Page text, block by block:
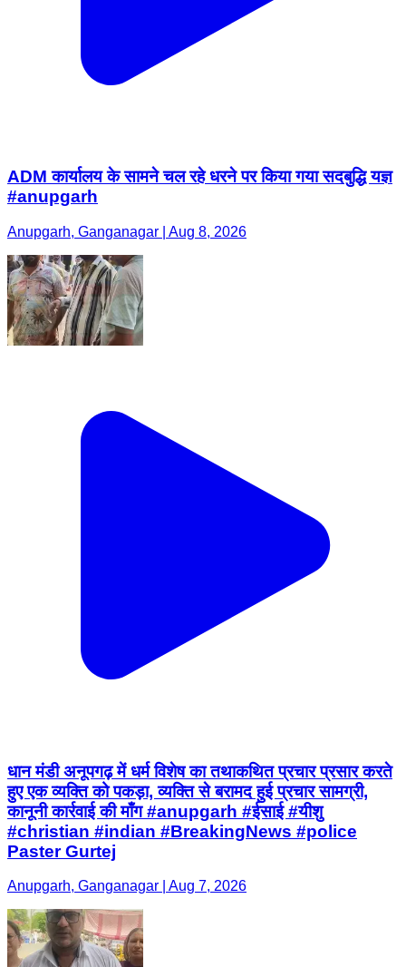
ADM कार्यालय के सामने चल रहे धरने पर किया गया सदबुद्धि यज्ञ
#anupgarh
Anupgarh, Ganganagar | Aug 8, 2026
धान मंडी अनूपगढ़ में धर्म विशेष का तथाकथित प्रचार प्रसार करते
हुए एक व्यक्ति को पकड़ा, व्यक्ति से बरामद हुई प्रचार सामग्री,
कानूनी कार्रवाई की माँग #anupgarh #ईसाई #यीशु
#christian #indian #BreakingNews #police
Paster Gurtej
Anupgarh, Ganganagar | Aug 7, 2026